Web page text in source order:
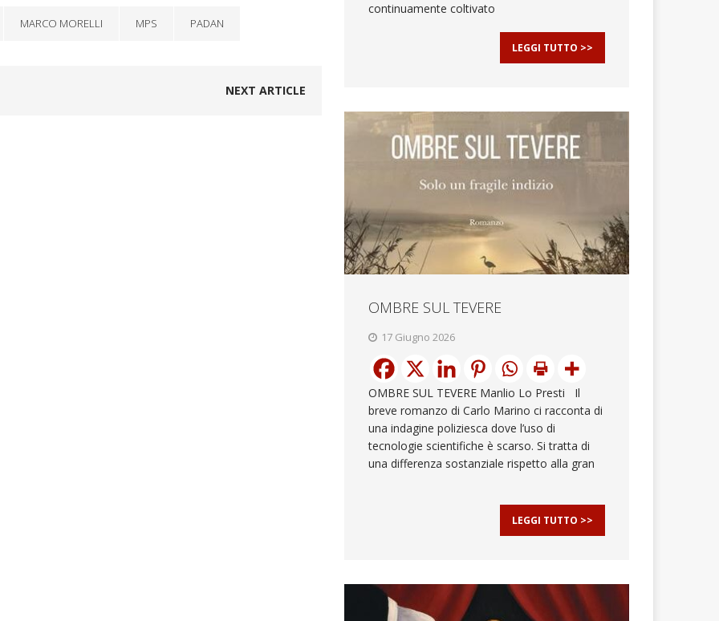
MARCO MORELLI MPS PADAN
NEXT ARTICLE
continuamente coltivato
LEGGI TUTTO >>
OMBRE SUL TEVERE
17 Giugno 2026
OMBRE SUL TEVERE Manlio Lo Presti Il
breve romanzo di Carlo Marino ci racconta di
una indagine poliziesca dove l’uso di
tecnologie scientifiche è scarso. Si tratta di
una differenza sostanziale rispetto alla gran
LEGGI TUTTO >>